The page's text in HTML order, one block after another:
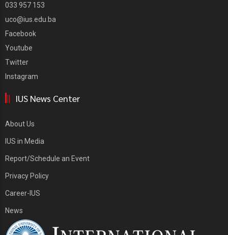
033 957 153
uco@ius.edu.ba
Facebook
Youtube
Twitter
Instagram
IUS News Center
About Us
IUS in Media
Report/Schedule an Event
Privacy Policy
Career-IUS
News